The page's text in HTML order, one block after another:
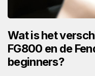
Wat is het
FG800 en de
beginners?